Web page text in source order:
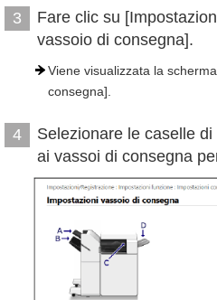
3 Fare clic su
vassoio di consegna].
Viene visualizzata la
consegna].
4
Selezionare le caselle
ai vassoi di consegna